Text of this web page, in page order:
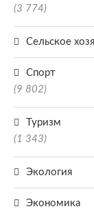
(3 774)
Сельское
Спорт
(9 802)
Туризм
(1 343)
Экология
Экономика